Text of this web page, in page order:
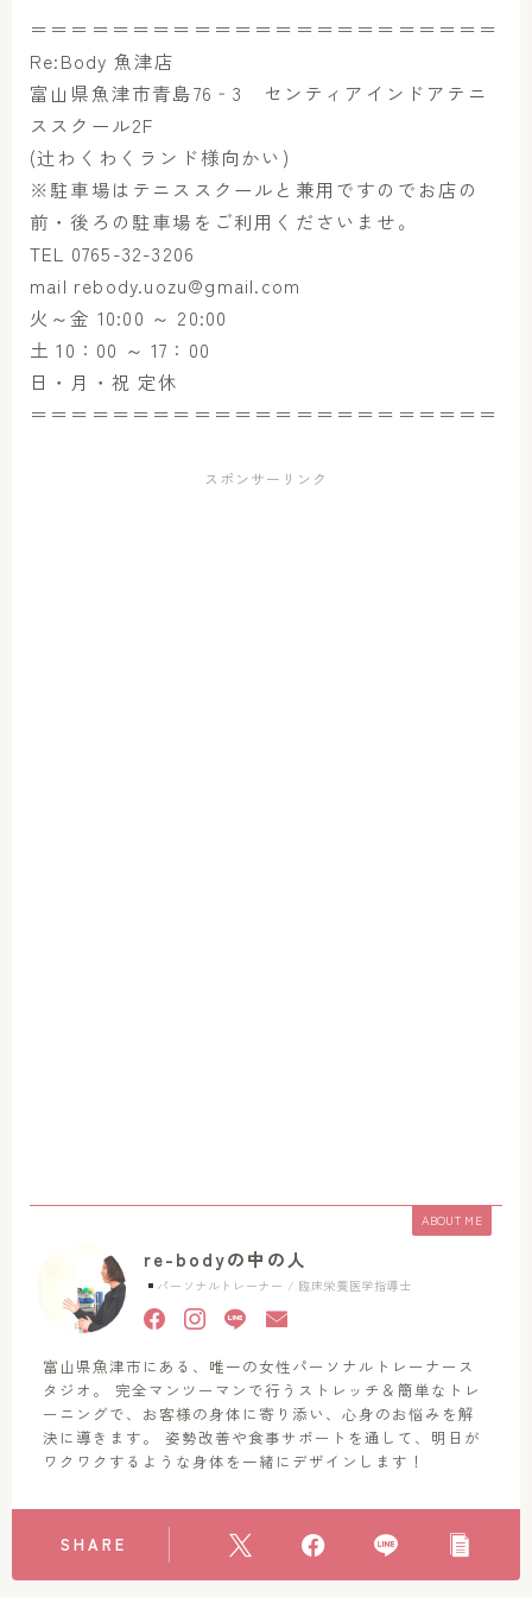
＝＝＝＝＝＝＝＝＝＝＝＝＝＝＝＝＝＝＝＝＝＝＝
Re:Body 魚津店
富山県魚津市青島76‐3 センティアインドアテニ
ススクール2F
(辻わくわくランド様向かい)
※駐車場はテニススクールと兼用ですのでお店の
前・後ろの駐車場をご利用くださいませ。
TEL 0765-32-3206
mail rebody.uozu@gmail.com
火～金 10:00 ～ 20:00
土 10：00 ～ 17：00
日・月・祝 定休
＝＝＝＝＝＝＝＝＝＝＝＝＝＝＝＝＝＝＝＝＝＝＝
スポンサーリンク
ABOUT ME
re-bodyの中の人
パーソナルトレーナー / 臨床栄養医学指導士
富山県魚津市にある、唯一の女性パーソナルトレーナース
タジオ。 完全マンツーマンで行うストレッチ＆簡単なトレ
ーニングで、お客様の身体に寄り添い、心身のお悩みを解
決に導きます。 姿勢改善や食事サポートを通して、明日が
ワクワクするような身体を一緒にデザインします！
SHARE